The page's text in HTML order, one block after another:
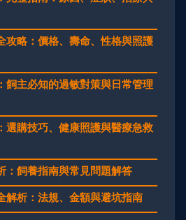
攻略：價格、壽命、性格與照護
飼主必知的過敏對策與日常管理
選購技巧、健康照護與醫療急救
：飼養指南與常見問題解答
解析：法規、金額與避坑指南